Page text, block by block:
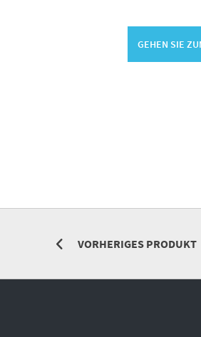
GEHEN SIE
VORHERIGES PRODUKT